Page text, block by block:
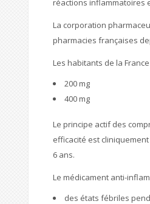
réactions inflammatoires
La corporation
pharmacies françaises
Les habitants de la
200 mg
400 mg
Le principe actif des
efficacité est
6 ans.
Le médicament anti-
des états fébriles